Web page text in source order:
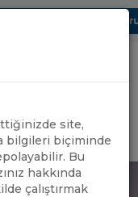
Yunanistan Vize
GİRİŞ YAP
site,
bilgileri biçiminde
Bu
hakkında
çalıştırmak